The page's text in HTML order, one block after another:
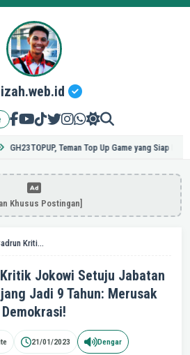
Teman Top Up Game yang Siap Menemani
Khusus Postingan]
Ubedilah Badrun Kritik Jokowi Setuju Jabatan Kades Diperpanjang Jadi 9 Tahun: Merusak Demokrasi!
Jokowi Setuju Jabatan
Jadi 9 Tahun: Merusak
Demokrasi!
21/01/2023 Dengar